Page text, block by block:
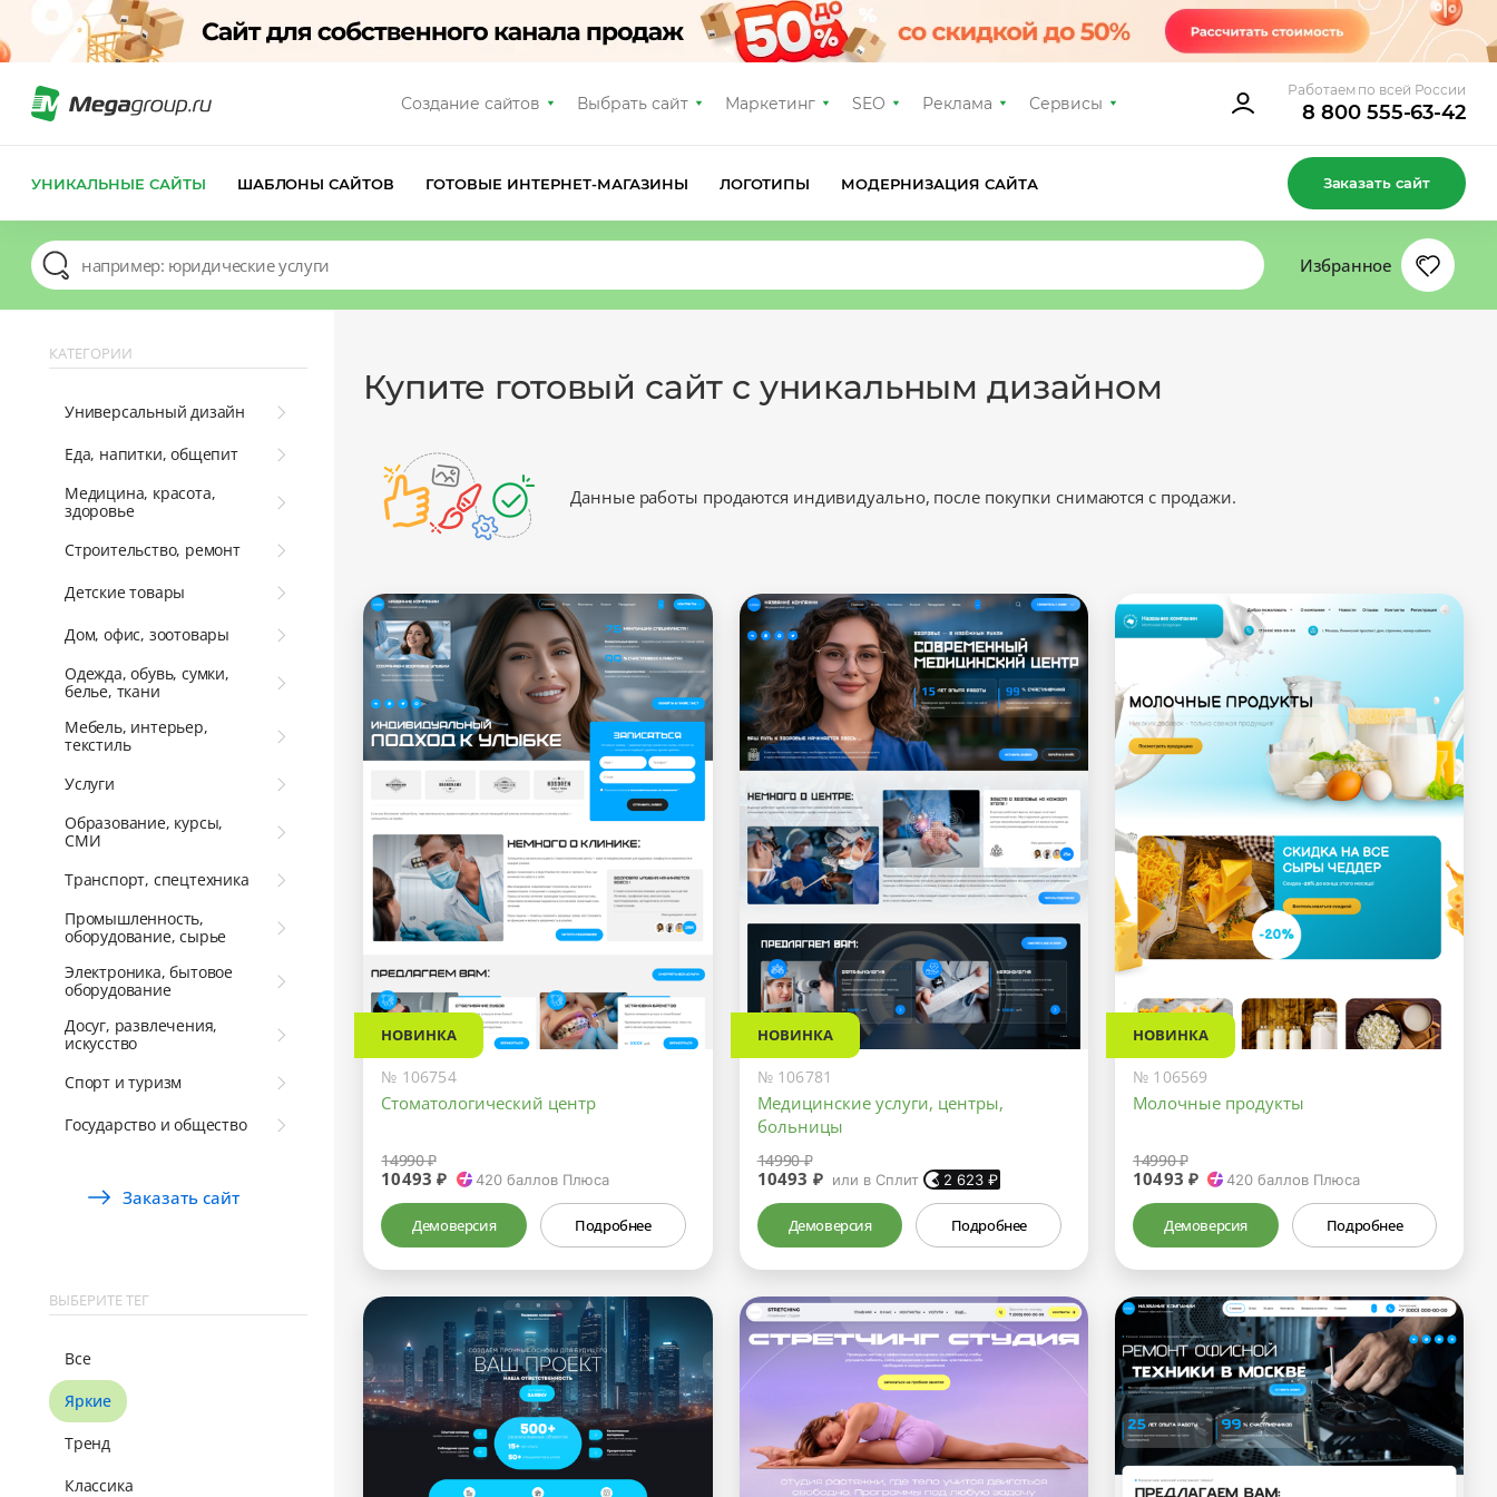
Создание сайтов Выбрать сайт Маркетинг SEO Реклама Сервисы
Работаем по всей России
8 800 555-63-42
УНИКАЛЬНЫЕ САЙТЫ ШАБЛОНЫ САЙТОВ ГОТОВЫЕ ИНТЕРНЕТ-МАГАЗИНЫ ЛОГОТИПЫ МОДЕРНИЗАЦИЯ САЙТА Заказать сайт
Избранное
КАТЕГОРИИ
Универсальный дизайн
Еда, напитки, общепит
Медицина, красота,
здоровье
Строительство, ремонт
Детские товары
Дом, офис, зоотовары
Одежда, обувь, сумки,
белье, ткани
Мебель, интерьер,
текстиль
Услуги
Образование, курсы,
СМИ
Транспорт, спецтехника
Промышленность,
оборудование, сырье
Электроника, бытовое
оборудование
Досуг, развлечения,
искусство
Спорт и туризм
Государство и общество
Заказать сайт
ВЫБЕРИТЕ ТЕГ
Все
Яркие
Тренд
Классика
Купите готовый сайт с уникальным дизайном
Данные работы продаются индивидуально, после покупки снимаются с продажи.
НОВИНКА
№ 106754
Стоматологический центр
14990 ₽
10493 ₽ 420баллов Плюса
Демоверсия Подробнее
НОВИНКА
№ 106781
Медицинские услуги, центры,
больницы
14990 ₽
10493 ₽ или в Сплит 2 623 ₽
Демоверсия Подробнее
НОВИНКА
№ 106569
Молочные продукты
14990 ₽
10493 ₽ 420 баллов Плюса
Демоверсия Подробнее